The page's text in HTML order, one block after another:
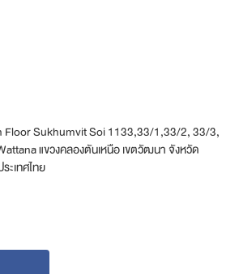
Floor Sukhumvit Soi 1133,33/1,33/2, 33/3,
แขวงคลองตันเหนือ เขตวัฒนา จังหวัด
ะเทศไทย